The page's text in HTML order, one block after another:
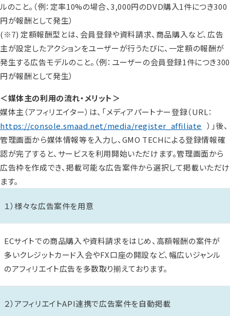
ルのこと。（例：定率10%の場合、3,000円のDVD購入1件につき300
円が報酬として発生）
(※7) 定額報酬型とは、会員登録や資料請求、商品購入など、広告
主が設定したアクションをユーザーが行うたびに、一定額の報酬が
発生する広告モデルのこと。（例：ユーザーの会員登録1件につき300
円が報酬として発生）
＜媒体主の利用の流れ・メリット＞
媒体主（アフィリエイター）は、「メディアパートナー登録（URL：
https://console.smaad.net/media/register_affiliate ）」後、
管理画面から媒体情報等を入力し、GMO TECHによる登録情報確
認が完了すると、サービスを利用開始いただけます。管理画面から
広告枠を作成でき、掲載可能な広告案件から選択して掲載いただけ
ます。
１）様々な広告案件を用意
ECサイトでの商品購入や資料請求をはじめ、高額報酬の案件が
多いクレジットカード入会やFX口座の開設など、幅広いジャンル
のアフィリエイト広告を多数取り揃えております。
２）アフィリエイトAPI連携で広告案件を自動掲載